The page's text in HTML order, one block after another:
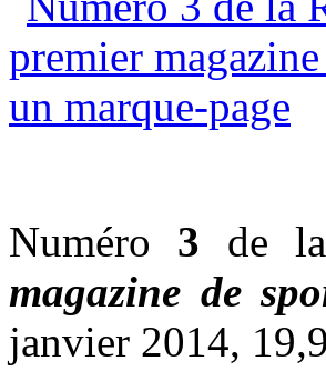
Numéro 3 de
magazine de
janvier 2014,